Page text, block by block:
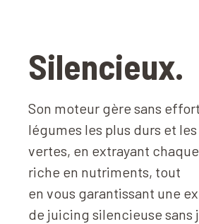
Silencieux.
Son moteur gère sans
légumes les plus durs et
vertes, en extrayant
riche en nutriments, tout
en vous garantissant une
de juicing silencieuse sans